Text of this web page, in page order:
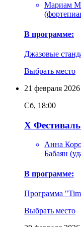
Мариам
В программе:
Джазовые
Выбрать место
21 февраля 2026
Сб, 18:00
X
Анна
Бабаян
В программе:
Программа
Выбрать место